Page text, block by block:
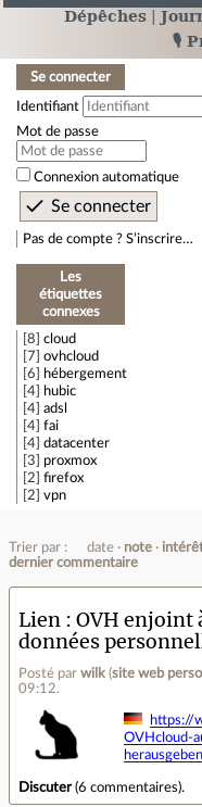
Dépêches
🎙️
Se connecter
Identifiant
Mot de passe
Connexion automatique
Pas de compte ? S’inscrire…
Les
étiquettes
connexes
8
cloud
7
ovhcloud
6
hébergement
4
hubic
4
adsl
4
fai
4
datacenter
3
proxmox
2
firefox
2
vpn
Trier par : date note
dernier commentaire
Lien
OVH enjoint
données
Posté par wilk (site web
09:12.
https://
OVHcloud-
Discuter(6 commentaires).